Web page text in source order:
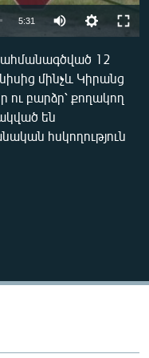
5:31
360p
480p
720p
12
մինչև Կիրանց
ու բարձր՝ քողակող
են
հսկողություն